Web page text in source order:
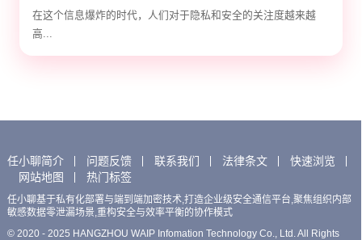
在这个信息爆炸的时代，人们对于隐私和安全的关注度越来越
高...
任小聊简介 问题反馈 联系我们 法律条文
快速浏览
网站地图
热门标签
任小聊基于私有化部署与端到端加密技术,打造企业级安全通信平台,聚焦组织内部
敏感数据零泄漏场景,重构安全与效率平衡的协作模式
© 2020 - 2025 HANGZHOU WAIP Infomation Technology Co., Ltd. All Rights